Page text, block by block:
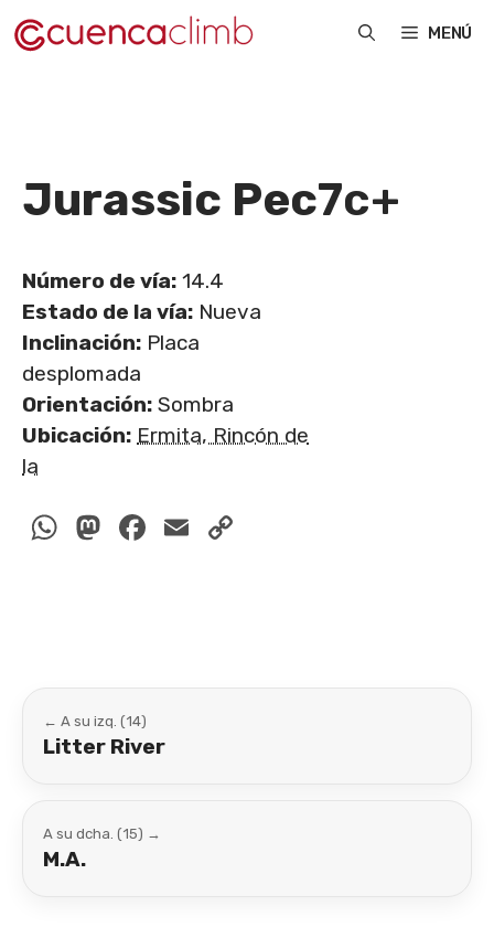
Saltar
al
MENÚ
Jurassic Pec7c+
Número de vía: 14.4
Estado de la vía: Nueva
Inclinación: Placa
desplomada
Orientación: Sombra
Ubicación: Ermita, Rincón de
la
WhatsApp
Mastodon
Facebook
Email
← A su izq. (14)
Litter River
A su dcha. (15) →
M.A.